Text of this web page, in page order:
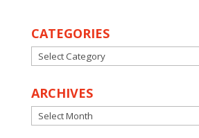
CATEGORIES
CATEGORIES
ARCHIVES
ARCHIVES